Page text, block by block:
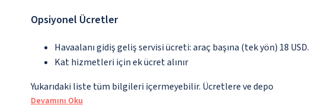
Opsiyonel Ücretler
Havaalanı gidiş geliş servisi ücreti: araç başına (tek yön) 18 USD.
Kat hizmetleri için ek ücret alınır
Yukarıdaki liste tüm bilgileri içermeyebilir. Ücretlere ve depo
Devamını Oku